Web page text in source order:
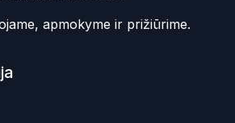
apmokyme ir prižiūrime.